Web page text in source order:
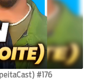
#176